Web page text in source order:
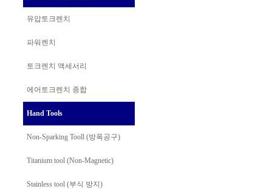
유압토크렌치
파워렌치
토크렌치 액세서리
에어토크렌치 종합
Hand Tools
Non-Sparking Tooll (방폭공구)
Titanium tool (Non-Magnetic)
Stainless tool (부식 방지)